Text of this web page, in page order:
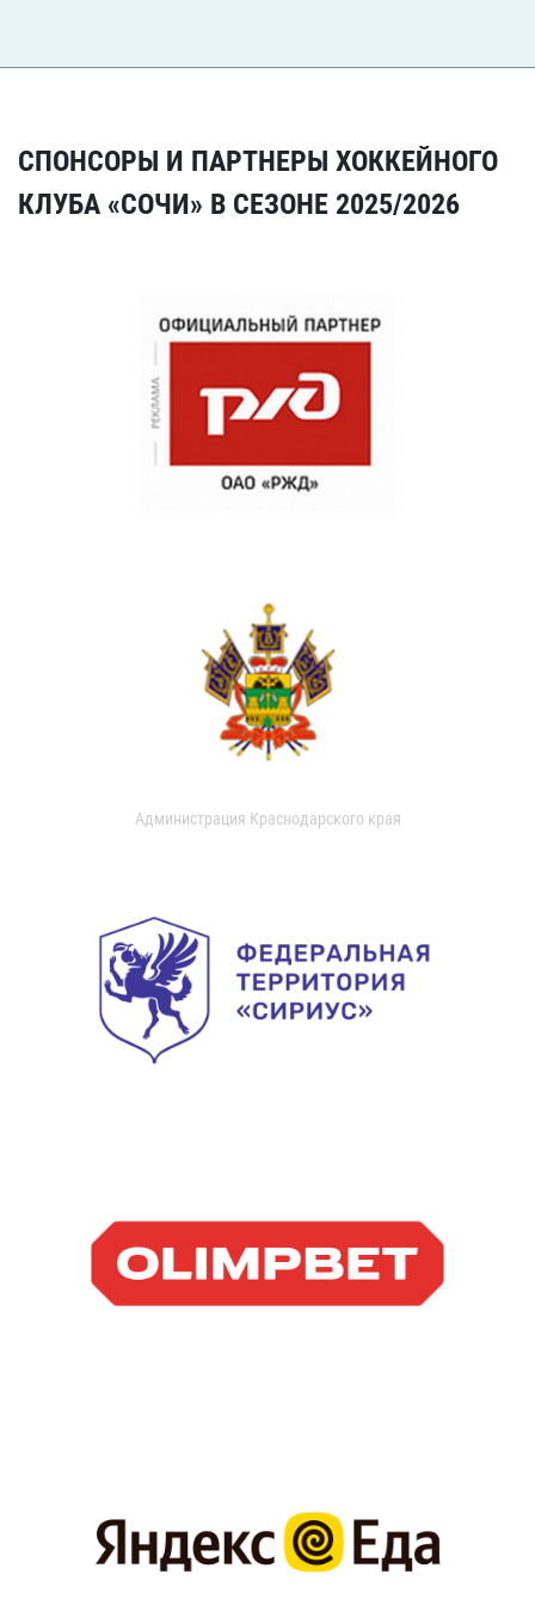
СПОНСОРЫ И ПАРТНЕРЫ ХОККЕЙНОГО
КЛУБА «СОЧИ» В СЕЗОНЕ 2025/2026
Администрация Краснодарского края